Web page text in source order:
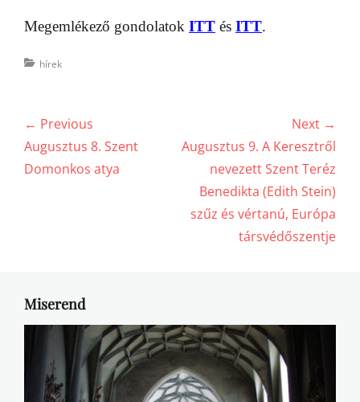
Megemlékező gondolatok ITT és ITT.
Categories
hírek
Bejegyzés
navigáció
← Previous
Previous
post:
Augusztus 8. Szent
Domonkos atya
Next →
Next
Augusztus 9. A Keresztről
nevezett Szent Teréz
Benedikta (Edith Stein)
szűz és vértanú, Európa
társvédőszentje
Miserend